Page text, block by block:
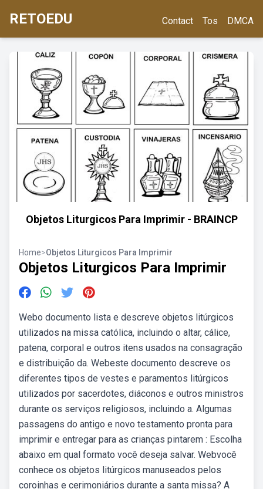
RETOEDU Contact Tos DMCA
Objetos Liturgicos Para Imprimir - BRAINCP
Home>Objetos Liturgicos Para Imprimir
Objetos Liturgicos Para Imprimir
Webo documento lista e descreve objetos litúrgicos
utilizados na missa católica, incluindo o altar, cálice,
patena, corporal e outros itens usados na consagração
e distribuição da. Webeste documento descreve os
diferentes tipos de vestes e paramentos litúrgicos
utilizados por sacerdotes, diáconos e outros ministros
durante os serviços religiosos, incluindo a. Algumas
passagens do antigo e novo testamento pronta para
imprimir e entregar para as crianças pintarem : Escolha
abaixo em qual formato você deseja salvar. Webvocê
conhece os objetos litúrgicos manuseados pelos
coroinhas e cerimoniários durante a santa missa? A